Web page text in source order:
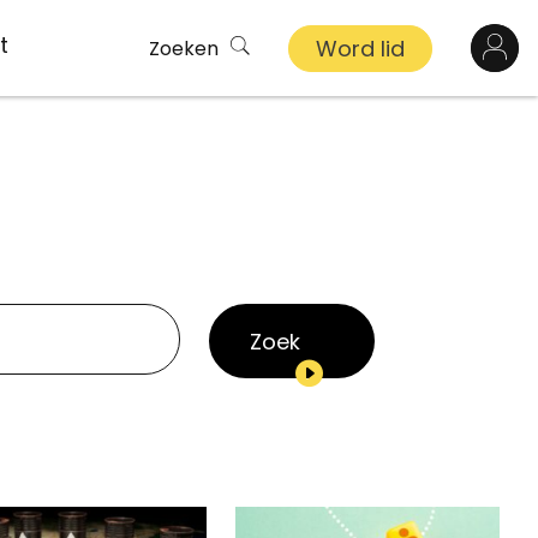
Zoeken Word lid
Zoek